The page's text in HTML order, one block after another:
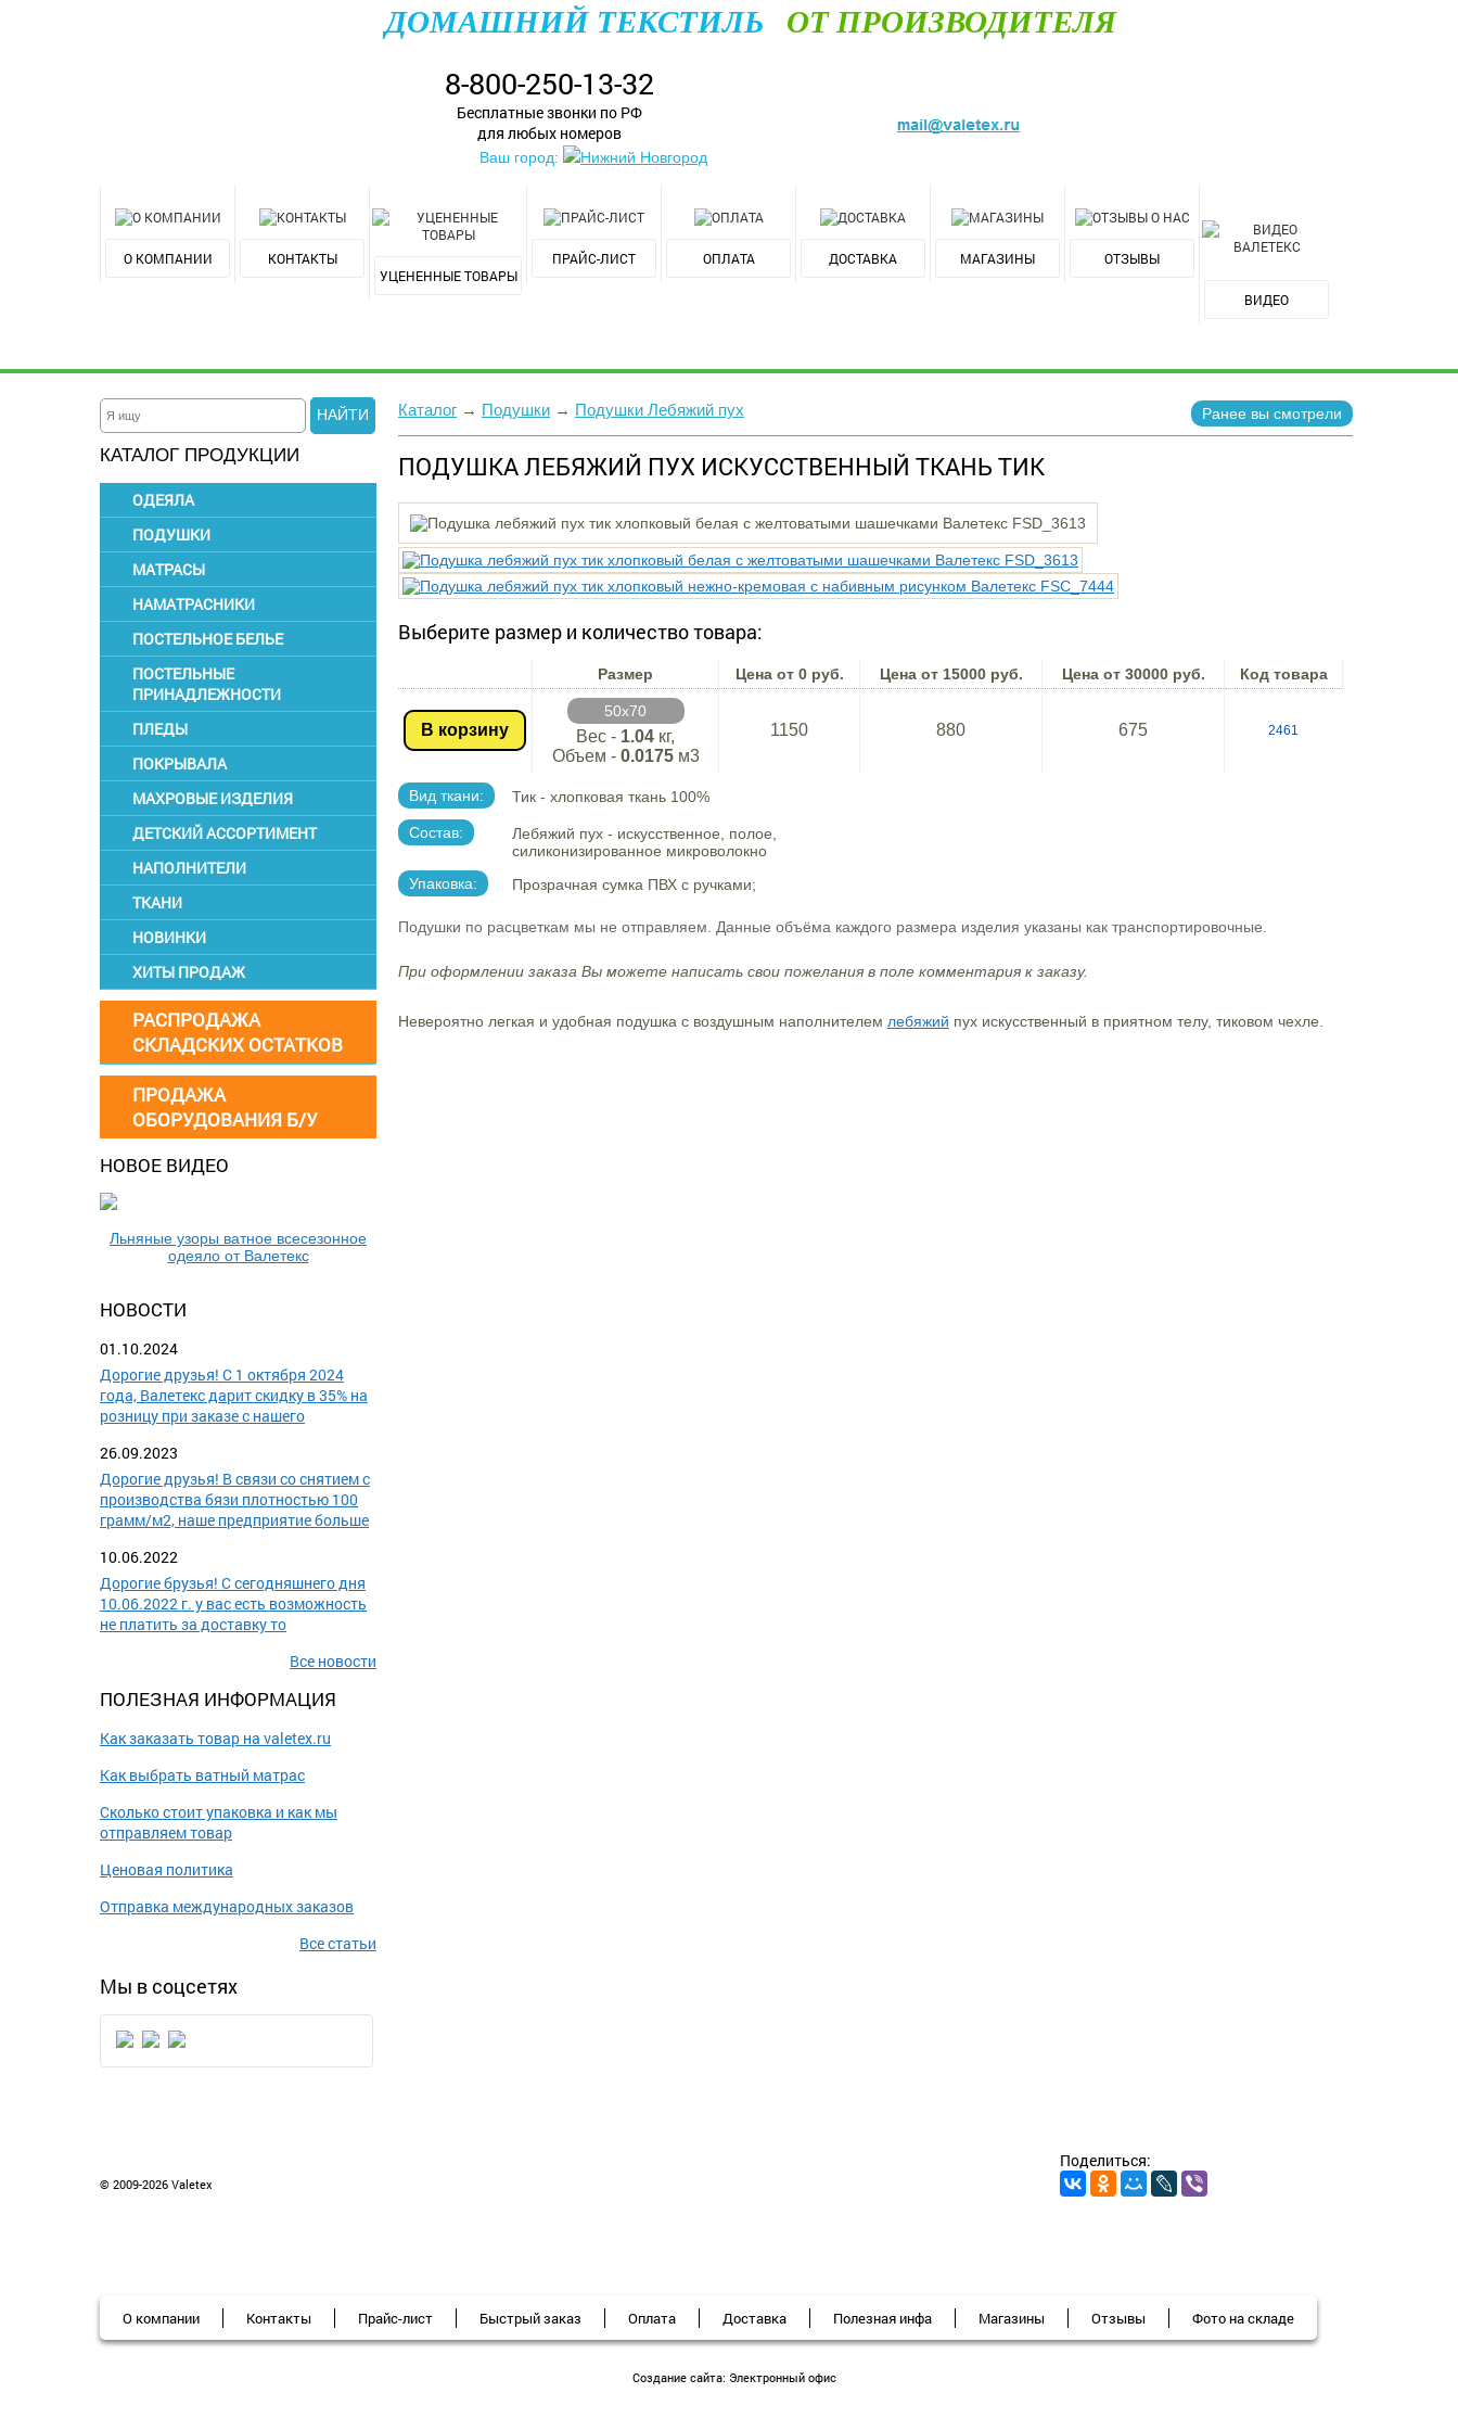
ДОМАШНИЙ ТЕКСТИЛЬ ОТ ПРОИЗВОДИТЕЛЯ
8-800-250-13-32
Бесплатные звонки по РФ
для любых номеров
Ваш город: Нижний Новгород
О КОМПАНИИ
КОНТАКТЫ
УЦЕНЕННЫЕ ТОВАРЫ
ПРАЙС-ЛИСТ ОПЛАТА ДОСТАВКА МАГАЗИНЫ ОТЗЫВЫ
ВИДЕО
НАЙТИ
КАТАЛОГ ПРОДУКЦИИ
ОДЕЯЛА
ПОДУШКИ
МАТРАСЫ
НАМАТРАСНИКИ
ПОСТЕЛЬНОЕ БЕЛЬЕ
ПОСТЕЛЬНЫЕ
ПРИНАДЛЕЖНОСТИ
ПЛЕДЫ
ПОКРЫВАЛА
МАХРОВЫЕ ИЗДЕЛИЯ
ДЕТСКИЙ АССОРТИМЕНТ
НАПОЛНИТЕЛИ
ТКАНИ
НОВИНКИ
ХИТЫ ПРОДАЖ
РАСПРОДАЖА
СКЛАДСКИХ ОСТАТКОВ
ПРОДАЖА
ОБОРУДОВАНИЯ Б/У
НОВОЕ ВИДЕО
Льняные узоры ватное всесезонное
одеяло от Валетекс
НОВОСТИ
01.10.2024
Дорогие друзья! С 1 октября 2024
года, Валетекс дарит скидку в 35% на
розницу при заказе с нашего
26.09.2023
Дорогие друзья! В связи со снятием с
производства бязи плотностью 100
грамм/м2, наше предприятие больше
10.06.2022
Дорогие брузья! С сегодняшнего дня
10.06.2022 г. у вас есть возможность
не платить за доставку то
Все новости
ПОЛЕЗНАЯ ИНФОРМАЦИЯ
Как заказать товар на valetex.ru
Как выбрать ватный матрас
Сколько стоит упаковка и как мы
отправляем товар
Ценовая политика
Отправка международных заказов
Все статьи
Мы в соцсетях
Каталог → Подушки → Подушки Лебяжий пух Ранее вы смотрели
ПОДУШКА ЛЕБЯЖИЙ ПУХ ИСКУССТВЕННЫЙ ТКАНЬ ТИК
Выберите размер и количество товара:
Размер Цена от 0 руб. Цена от 15000 руб. Цена от 30000 руб. Код товара
В корзину
50х70
Вес - 1.04 кг,
Объем - 0.0175м3
1150 880 675 2461
Вид ткани: Тик - хлопковая ткань 100%
Состав:
Лебяжий пух - искусственное, полое,
силиконизированное микроволокно
Упаковка:
Прозрачная сумка ПВХ с ручками;
Подушки по расцветкам мы не отправляем. Данные объёма каждого размера изделия указаны как транспортировочные.
При оформлении заказа Вы можете написать свои пожелания в поле комментария к заказу.
Невероятно легкая и удобная подушка с воздушным наполнителем лебяжий пух искусственный в приятном телу, тиковом чехле.
О компании Контакты Прайс-лист Быстрый заказ Оплата Доставка Полезная инфа Магазины Отзывы Фото на складе
Поделиться:
© 2009-2026 Valetex
Создание сайта: Электронный офис